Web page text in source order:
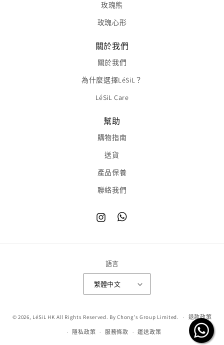
玫瑰熊
玫瑰心形
關於我們
關於我們
為什麼選擇LéSiL？
LéSiL Care
幫助
購物指南
送貨
產品保養
聯絡我們
InstagramTikTok
語言
繁體中文
© 2026, LéSiL HK All Rights Reserved. By Chong’s Group Limited. 退款政策
隱私政策 服務條款 運送政策